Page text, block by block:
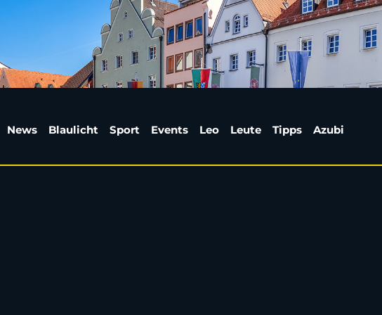
Zehn
News Blaulicht Sport Events Leo Leute Tipps Azubi